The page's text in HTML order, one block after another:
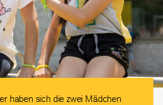
haben sich die zwei Mädchen